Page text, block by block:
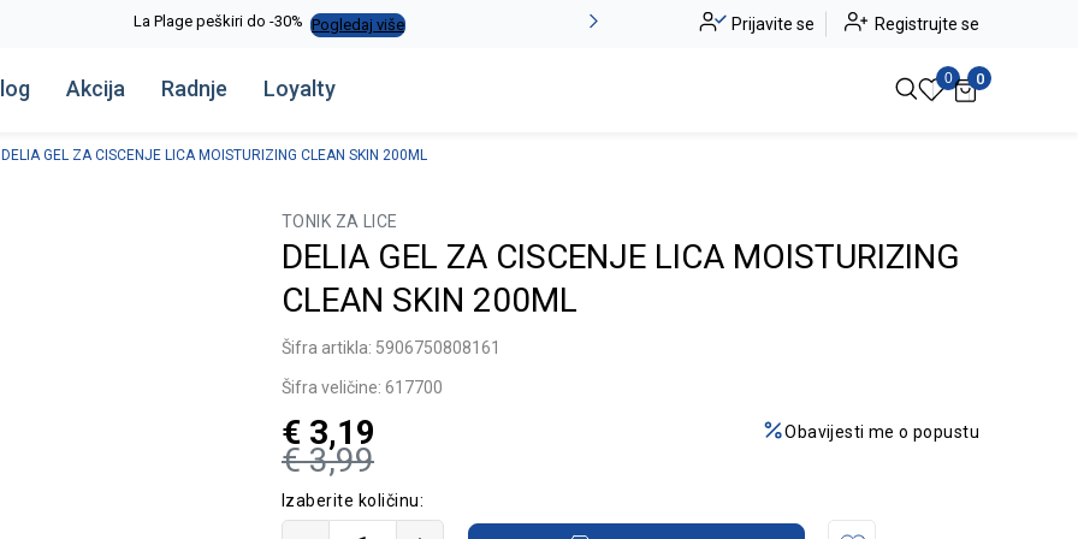
La Plage peškiri do -30% Pogledaj više Alma Ras do -50% Pogledaj više
Prijavite se Registrujte se
Akcija Radnje Loyalty 0 0
DELIA GEL ZA CISCENJE LICA MOISTURIZING CLEAN SKIN 200ML
TONIK ZA LICE
DELIA GEL ZA CISCENJE LICA MOISTURIZING
CLEAN SKIN 200ML
Šifra artikla: 5906750808161
Šifra veličine: 617700
€ 3,99
€ 3,19 Obavijesti me o popustu
Izaberite količinu: